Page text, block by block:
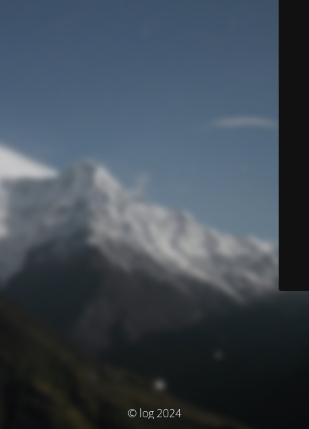
© log 2024